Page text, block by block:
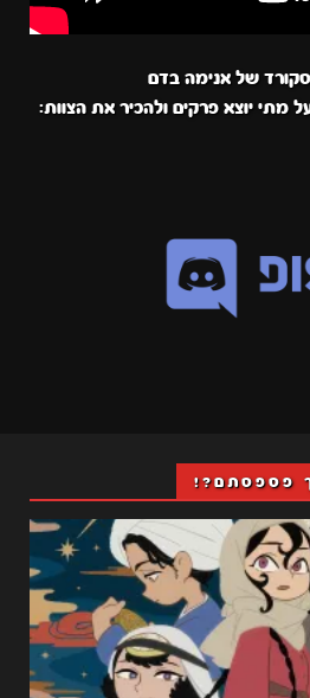
של אנימה בדם
מתי יוצא פרקים ולהכיר את הצוות:
פספסתם?!